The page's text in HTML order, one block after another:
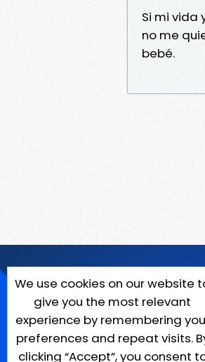
Si mi vida
no me
bebé.
We use cookies on our website
give you the most relevant
experience by remembering
preferences and repeat visits.
clicking “Accept”, you consent